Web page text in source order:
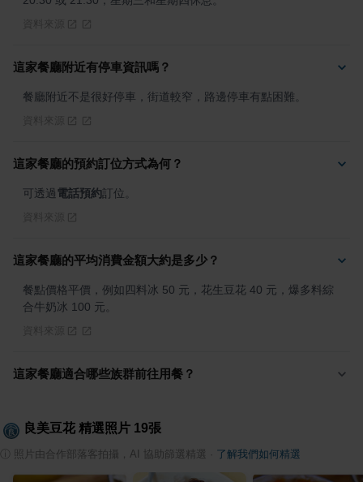
這家餐廳附近有停車資訊嗎？
餐廳附近不是很好停車，街道較窄，路邊停車有點困難。
這家餐廳的預約訂位方式為何？
可透過電話預約訂位。
這家餐廳的平均消費金額大約是多少？
餐點價格平價，例如四料冰 50 元，花生豆花 40 元，爆多料綜
合牛奶冰 100 元。
這家餐廳適合哪些族群前往用餐？
良美豆花 精選照片 19張
照片由合作部落客拍攝，AI 協助篩選精選 了解我們如何精選